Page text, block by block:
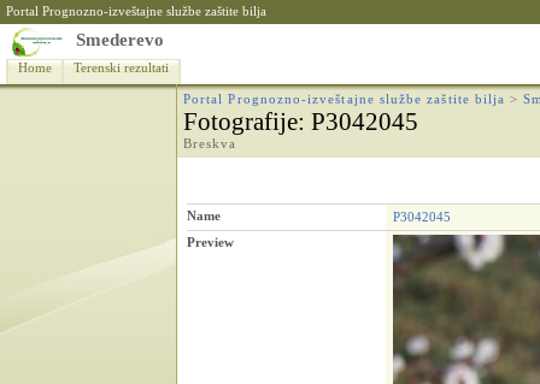
Portal Prognozno-izveštajne službe zaštite bilja
Smederevo
Home Terenski rezultati
Portal Prognozno-izveštajne službe zaštite bilja >
Fotografije: P3042045
Breskva
Name
P3042045
Preview